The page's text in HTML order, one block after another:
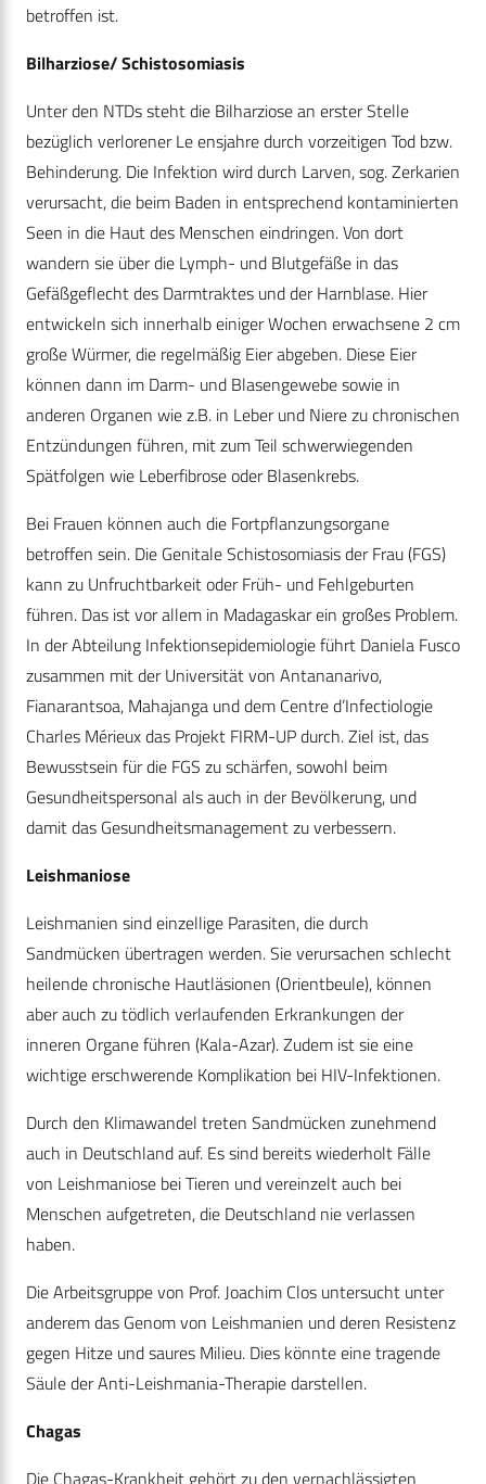
betroffen ist.
Bilharziose/ Schistosomiasis
Unter den NTDs steht die Bilharziose an erster Stelle
bezüglich verlorener Le ensjahre durch vorzeitigen Tod bzw.
Behinderung. Die Infektion wird durch Larven, sog. Zerkarien
verursacht, die beim Baden in entsprechend kontaminierten
Seen in die Haut des Menschen eindringen. Von dort
wandern sie über die Lymph- und Blutgefäße in das
Gefäßgeflecht des Darmtraktes und der Harnblase. Hier
entwickeln sich innerhalb einiger Wochen erwachsene 2 cm
große Würmer, die regelmäßig Eier abgeben. Diese Eier
können dann im Darm- und Blasengewebe sowie in
anderen Organen wie z.B. in Leber und Niere zu chronischen
Entzündungen führen, mit zum Teil schwerwiegenden
Spätfolgen wie Leberfibrose oder Blasenkrebs.
Bei Frauen können auch die Fortpflanzungsorgane
betroffen sein. Die Genitale Schistosomiasis der Frau (FGS)
kann zu Unfruchtbarkeit oder Früh- und Fehlgeburten
führen. Das ist vor allem in Madagaskar ein großes Problem.
In der Abteilung Infektionsepidemiologie führt Daniela Fusco
zusammen mit der Universität von Antananarivo,
Fianarantsoa, Mahajanga und dem Centre d’Infectiologie
Charles Mérieux das Projekt FIRM-UP durch. Ziel ist, das
Bewusstsein für die FGS zu schärfen, sowohl beim
Gesundheitspersonal als auch in der Bevölkerung, und
damit das Gesundheitsmanagement zu verbessern.
Leishmaniose
Leishmanien sind einzellige Parasiten, die durch
Sandmücken übertragen werden. Sie verursachen schlecht
heilende chronische Hautläsionen (Orientbeule), können
aber auch zu tödlich verlaufenden Erkrankungen der
inneren Organe führen (Kala-Azar). Zudem ist sie eine
wichtige erschwerende Komplikation bei HIV-Infektionen.
Durch den Klimawandel treten Sandmücken zunehmend
auch in Deutschland auf. Es sind bereits wiederholt Fälle
von Leishmaniose bei Tieren und vereinzelt auch bei
Menschen aufgetreten, die Deutschland nie verlassen
haben.
Die Arbeitsgruppe von Prof. Joachim Clos untersucht unter
anderem das Genom von Leishmanien und deren Resistenz
gegen Hitze und saures Milieu. Dies könnte eine tragende
Säule der Anti-Leishmania-Therapie darstellen.
Chagas
Die Chagas-Krankheit gehört zu den vernachlässigten